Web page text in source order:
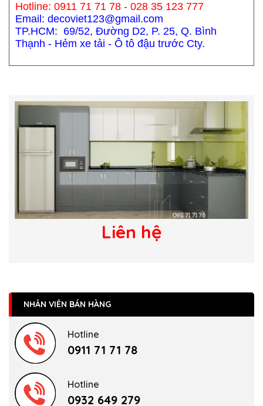
Hotline: 0911 71 71 78 - 028 35 123 777
Email: decoviet123@gmail.com
TP.HCM: 69/52, Đường D2, P. 25, Q. Bình
Thạnh - Hẻm xe tải - Ô tô đậu trước Cty.
Liên hệ
NHÂN VIÊN BÁN HÀNG
Hotline
0911 71 71 78
Hotline
0932 649 279